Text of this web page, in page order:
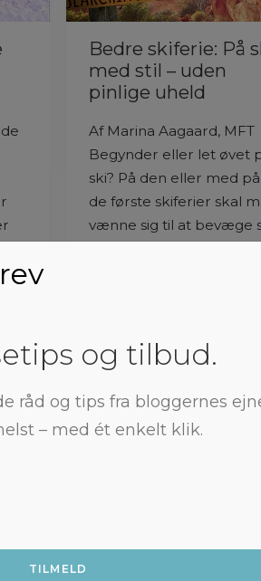
Bedre skiferie: På
med stil – uden
pinlige uheld
Af Marina Aagaard, MFT
Begynder eller let øvet
ski? På den eller med
de første skiferier skal
vænne sig til at bevæge
og tilbud.
råd og tips fra bloggernes
– med ét enkelt klik.